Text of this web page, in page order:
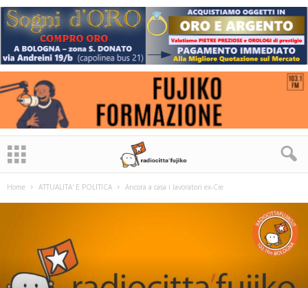
Home ATTUALITA' E POLITICA Ancora a casa i lavoratori ex-Cie